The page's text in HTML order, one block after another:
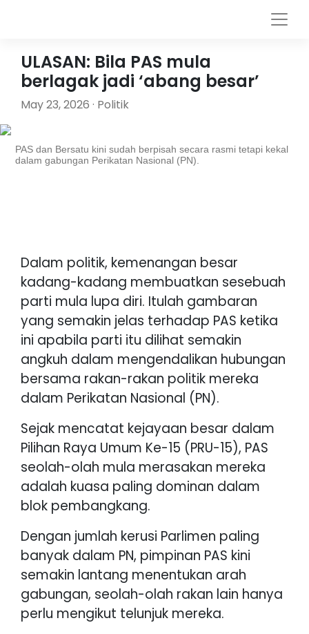
ULASAN: Bila PAS mula
berlagak jadi ‘abang besar’
May 23, 2026 · Politik
PAS dan Bersatu kini sudah berpisah secara rasmi tetapi kekal
dalam gabungan Perikatan Nasional (PN).
Dalam politik, kemenangan besar
kadang-kadang membuatkan sesebuah
parti mula lupa diri. Itulah gambaran
yang semakin jelas terhadap PAS ketika
ini apabila parti itu dilihat semakin
angkuh dalam mengendalikan hubungan
bersama rakan-rakan politik mereka
dalam Perikatan Nasional (PN).
Sejak mencatat kejayaan besar dalam
Pilihan Raya Umum Ke-15 (PRU-15), PAS
seolah-olah mula merasakan mereka
adalah kuasa paling dominan dalam
blok pembangkang.
Dengan jumlah kerusi Parlimen paling
banyak dalam PN, pimpinan PAS kini
semakin lantang menentukan arah
gabungan, seolah-olah rakan lain hanya
perlu mengikut telunjuk mereka.